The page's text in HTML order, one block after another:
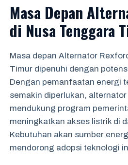
Masa Depan
di Nusa Tenggara
Masa depan Alternator
Timur dipenuhi dengan
Dengan pemanfaatan energi
semakin diperlukan,
mendukung program
meningkatkan akses listrik di
Kebutuhan akan sumber
mendorong adopsi teknologi